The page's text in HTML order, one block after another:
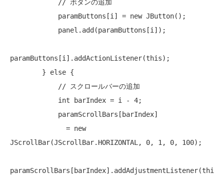
// ボタンの追加
            paramButtons[i] =
new JButton();
paramButtons[i].addActionListener(this);
        }
else {
// スクロールバーの追加
int barIndex = i - 4;
              =
new
JScrollBar(JScrollBar.HORIZONTAL, 0, 1, 0, 100);
paramScrollBars[barIndex].addAdjustmentListener(thi